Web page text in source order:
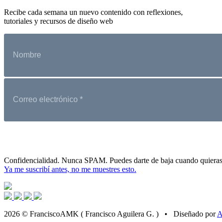
Recibe cada semana un nuevo contenido con reflexiones,
tutoriales y recursos de diseño web
Confidencialidad. Nunca SPAM. Puedes darte de baja cuando
Ya me suscribí antes, no me muestres esto.
2026 © FranciscoAMK ( Francisco Aguilera G. ) • Diseñado por